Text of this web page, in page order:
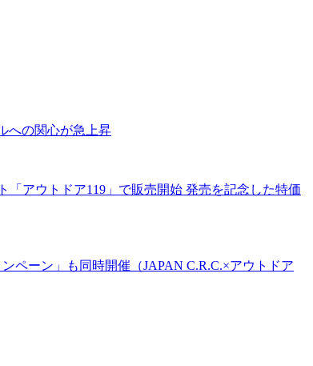
への関心が急上昇
アウトドア119」で販売開始 発売を記念した特価
ペーン」も同時開催（JAPAN C.R.C.×アウトドア